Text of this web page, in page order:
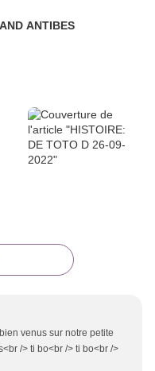
RETOUR SUR LE PASSE: MARINELAND ANTIBES
venus sur notre petite
/> ti bo<br /> ti bo<br />